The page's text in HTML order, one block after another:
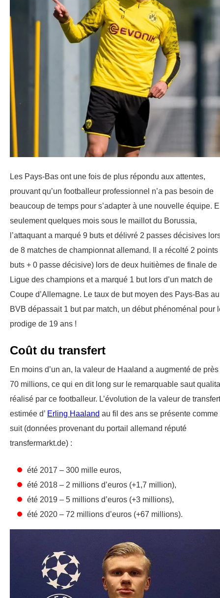
Les Pays-Bas ont une fois de plus répondu aux attentes,
prouvant qu’un footballeur professionnel n’a pas besoin de
beaucoup de temps pour s’adapter à une nouvelle équipe.
seulement quelques mois sous le maillot du Borussia,
l’attaquant a marqué 9 buts et délivré 2 passes décisives
de 8 matches de championnat allemand. Il a récolté 2 points
buts + 0 passe décisive) lors de deux huitièmes de finale de
Ligue des champions et a marqué 1 but lors d’un match de
Coupe d’Allemagne. Le taux de but moyen des Pays-Bas au
BVB dépassait 1 but par match, un début phénoménal pour
prodige de 19 ans !
Coût du transfert
En moins d’un an, la valeur de Haaland a augmenté de
70 millions, ce qui en dit long sur le remarquable saut
réalisé par ce footballeur. L’évolution de la valeur de transfert
estimée d’ Erling Haaland au fil des ans se présente comme
suit (données provenant du portail allemand réputé
transfermarkt.de) :
été 2017 – 300 mille euros,
été 2018 – 2 millions d’euros (+1,7 million),
été 2019 – 5 millions d’euros (+3 millions),
été 2020 – 72 millions d’euros (+67 millions).